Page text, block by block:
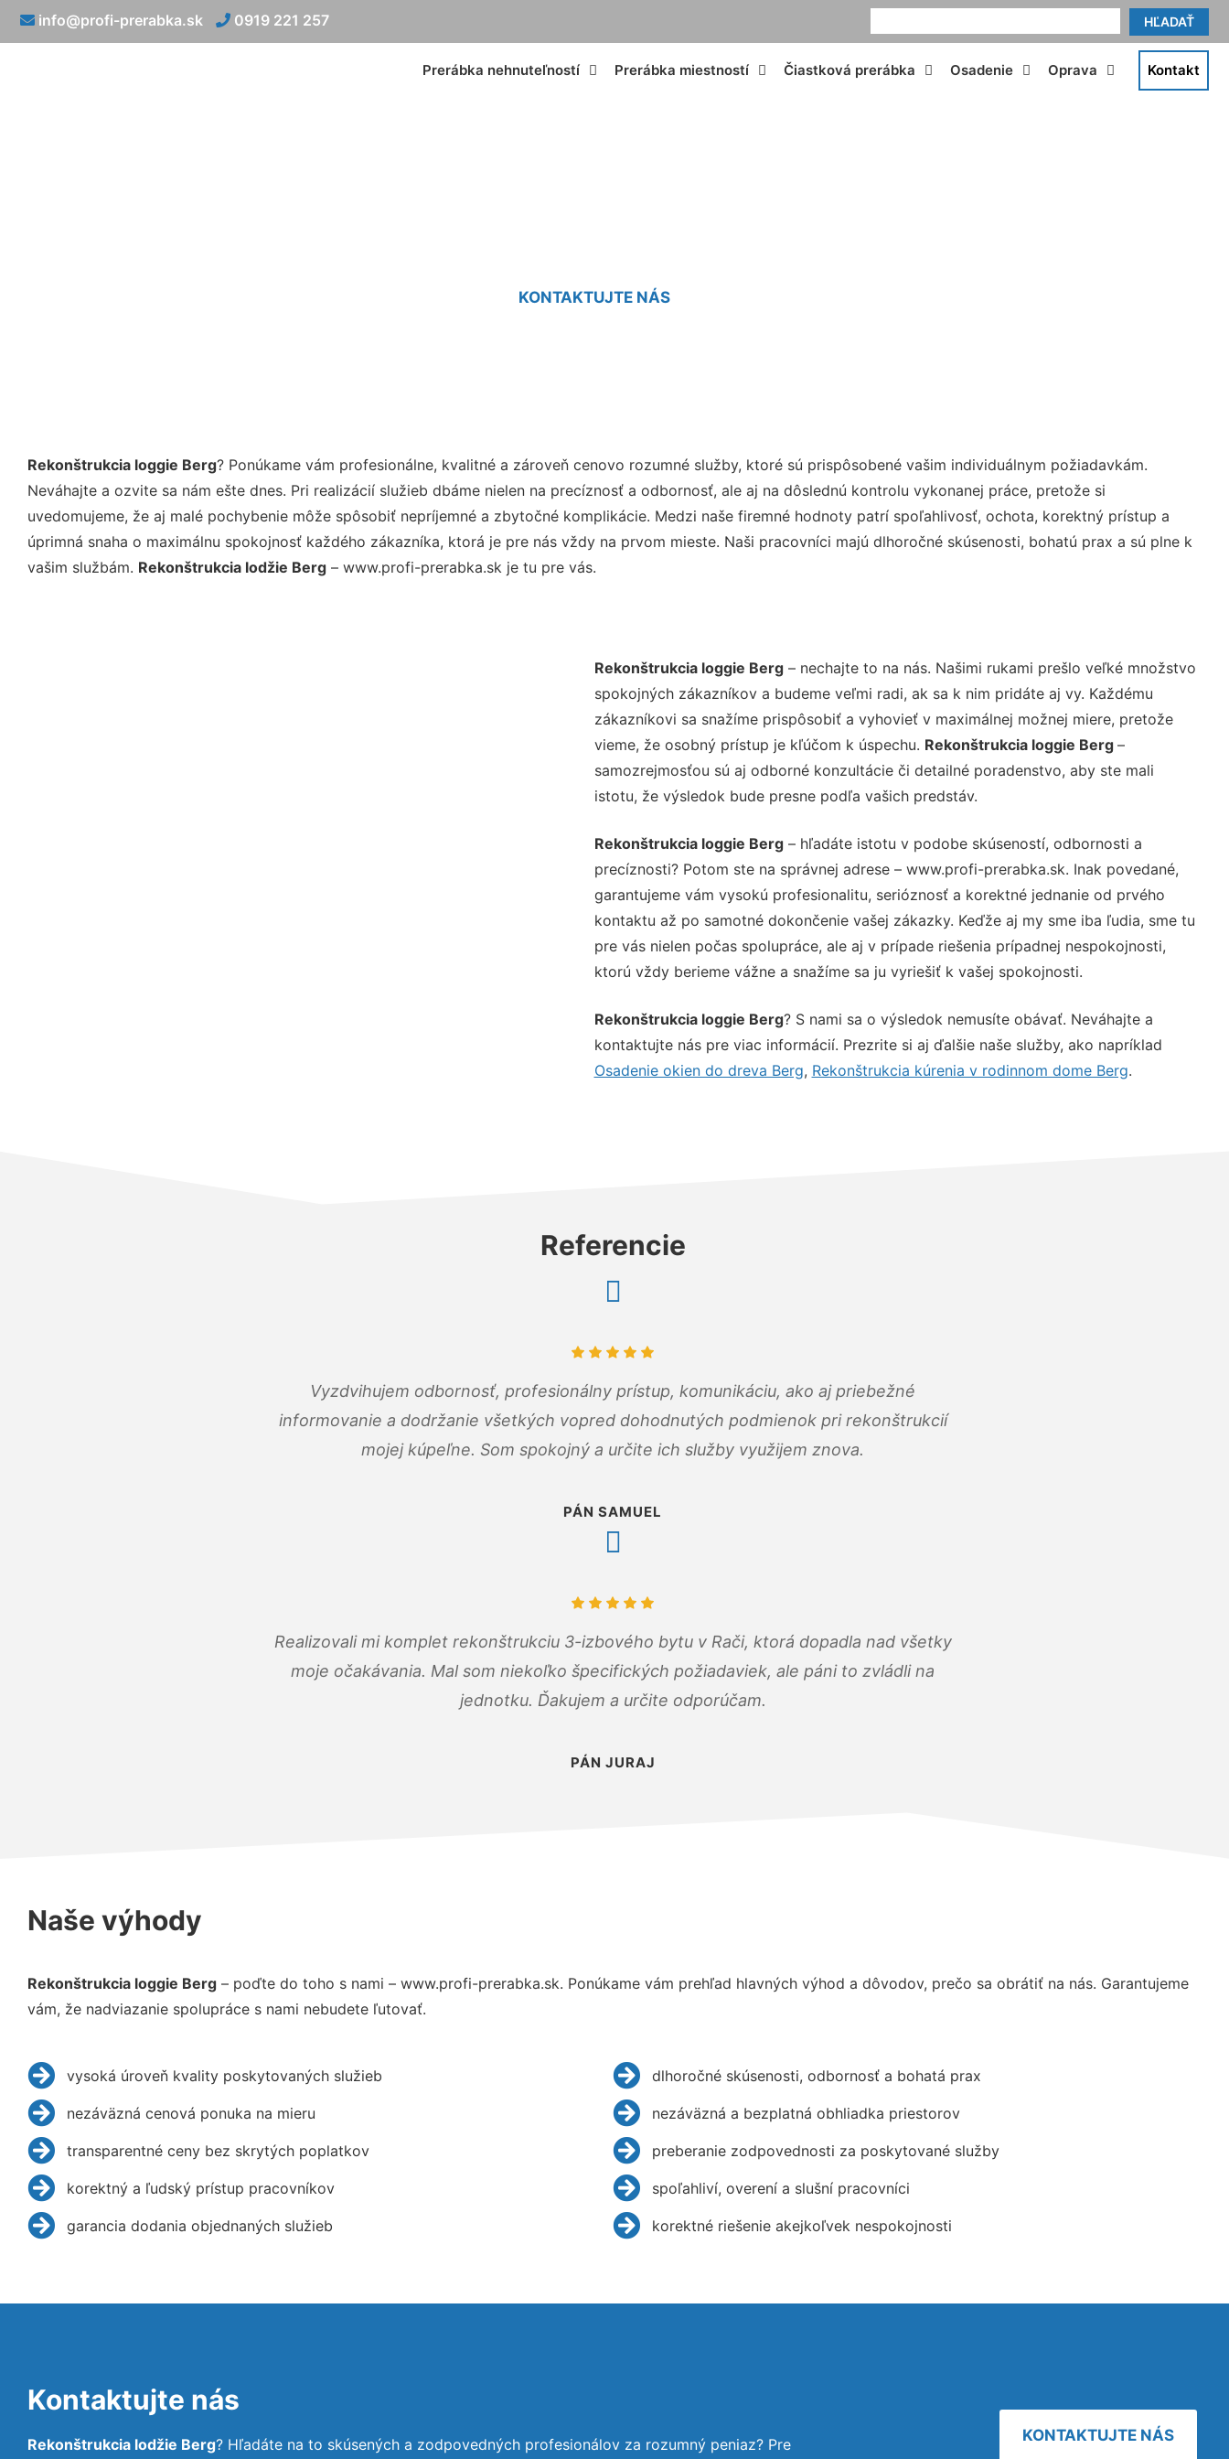
HĽADAŤ
info@profi-prerabka.sk 0919 221 257
Prerábka nehnuteľností Prerábka miestností Čiastková prerábka Osadenie Oprava Kontakt
KONTAKTUJTE NÁS
Rekonštrukcia loggie Berg? Ponúkame vám profesionálne, kvalitné a zároveň cenovo rozumné služby, ktoré sú prispôsobené vašim individuálnym požiadavkám.
Neváhajte a ozvite sa nám ešte dnes. Pri realizácií služieb dbáme nielen na precíznosť a odbornosť, ale aj na dôslednú kontrolu vykonanej práce, pretože si
uvedomujeme, že aj malé pochybenie môže spôsobiť nepríjemné a zbytočné komplikácie. Medzi naše firemné hodnoty patrí spoľahlivosť, ochota, korektný prístup a
úprimná snaha o maximálnu spokojnosť každého zákazníka, ktorá je pre nás vždy na prvom mieste. Naši pracovníci majú dlhoročné skúsenosti, bohatú prax a sú plne k
vašim službám. Rekonštrukcia lodžie Berg – www.profi-prerabka.sk je tu pre vás.
Rekonštrukcia loggie Berg– nechajte to na nás. Našimi rukami prešlo veľké množstvo
spokojných zákazníkov a budeme veľmi radi, ak sa k nim pridáte aj vy. Každému
zákazníkovi sa snažíme prispôsobiť a vyhovieť v maximálnej možnej miere, pretože
vieme, že osobný prístup je kľúčom k úspechu. Rekonštrukcia loggie Berg –
samozrejmosťou sú aj odborné konzultácie či detailné poradenstvo, aby ste mali
istotu, že výsledok bude presne podľa vašich predstáv.
Rekonštrukcia loggie Berg– hľadáte istotu v podobe skúseností, odbornosti a
precíznosti? Potom ste na správnej adrese – www.profi-prerabka.sk. Inak povedané,
garantujeme vám vysokú profesionalitu, serióznosť a korektné jednanie od prvého
kontaktu až po samotné dokončenie vašej zákazky. Keďže aj my sme iba ľudia, sme tu
pre vás nielen počas spolupráce, ale aj v prípade riešenia prípadnej nespokojnosti,
ktorú vždy berieme vážne a snažíme sa ju vyriešiť k vašej spokojnosti.
Rekonštrukcia loggie Berg? S nami sa o výsledok nemusíte obávať. Neváhajte a
kontaktujte nás pre viac informácií. Prezrite si aj ďalšie naše služby, ako napríklad
Osadenie okien do dreva Berg, Rekonštrukcia kúrenia v rodinnom dome Berg.
Referencie
Vyzdvihujem odbornosť, profesionálny prístup, komunikáciu, ako aj priebežné
informovanie a dodržanie všetkých vopred dohodnutých podmienok pri rekonštrukcií
mojej kúpeľne. Som spokojný a určite ich služby využijem znova.
PÁN SAMUEL
Realizovali mi komplet rekonštrukciu 3-izbového bytu v Rači, ktorá dopadla nad všetky
moje očakávania. Mal som niekoľko špecifických požiadaviek, ale páni to zvládli na
jednotku. Ďakujem a určite odporúčam.
PÁN JURAJ
Naše výhody
Rekonštrukcia loggie Berg – poďte do toho s nami – www.profi-prerabka.sk. Ponúkame vám prehľad hlavných výhod a dôvodov, prečo sa obrátiť na nás. Garantujeme
vám, že nadviazanie spolupráce s nami nebudete ľutovať.
vysoká úroveň kvality poskytovaných služieb
nezáväzná cenová ponuka na mieru
transparentné ceny bez skrytých poplatkov
korektný a ľudský prístup pracovníkov
garancia dodania objednaných služieb
dlhoročné skúsenosti, odbornosť a bohatá prax
nezáväzná a bezplatná obhliadka priestorov
preberanie zodpovednosti za poskytované služby
spoľahliví, overení a slušní pracovníci
korektné riešenie akejkoľvek nespokojnosti
Kontaktujte nás
Rekonštrukcia lodžie Berg? Hľadáte na to skúsených a zodpovedných profesionálov za rozumný peniaz? Pre KONTAKTUJTE NÁS